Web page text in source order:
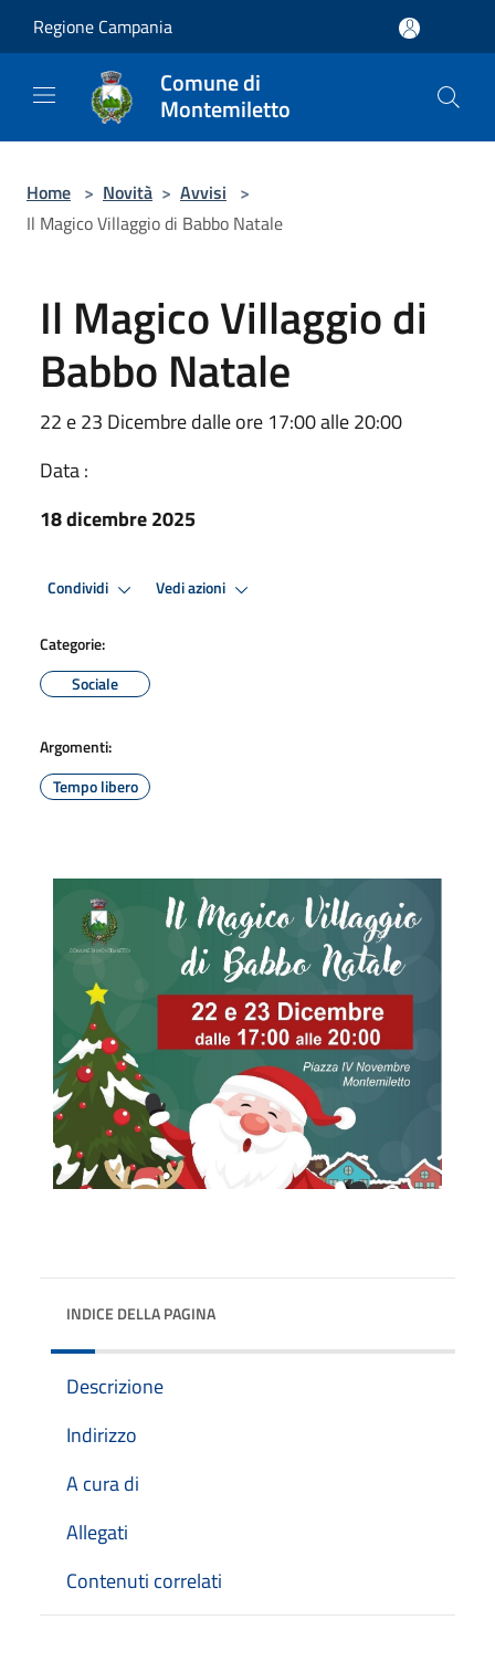
Regione Campania
Comune di
Montemiletto
Home > Novità > Avvisi >
Il Magico Villaggio di Babbo Natale
Il Magico Villaggio di
Babbo Natale
22 e 23 Dicembre dalle ore 17:00 alle 20:00
Data :
18 dicembre 2025
Condividi Vedi azioni
Categorie:
Sociale
Argomenti:
Tempo libero
INDICE DELLA PAGINA
Descrizione
Indirizzo
A cura di
Allegati
Contenuti correlati